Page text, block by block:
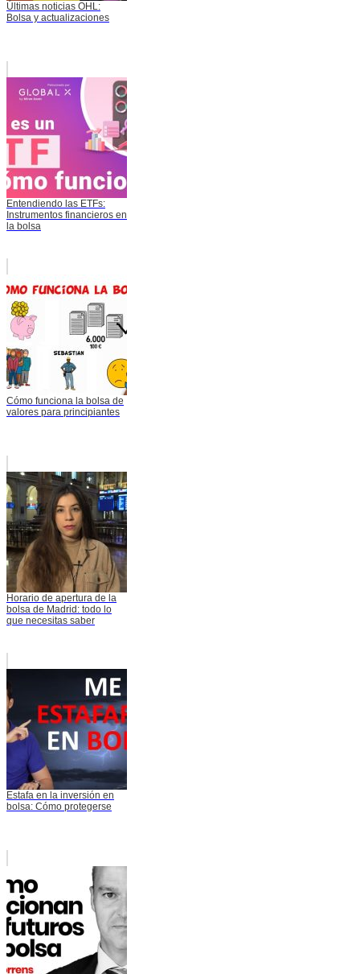
Últimas noticias OHL:
Bolsa y actualizaciones
Entendiendo las ETFs:
Instrumentos financieros en
la bolsa
Cómo funciona la bolsa de
valores para principiantes
Horario de apertura de la
bolsa de Madrid: todo lo
que necesitas saber
Estafa en la inversión en
bolsa: Cómo protegerse